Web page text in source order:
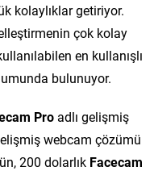
kolaylıklar getiriyor.
çok kolay
en kullanışlı
bulunuyor.
Pro adlı gelişmiş
webcam çözümü
200 dolarlık Facecam